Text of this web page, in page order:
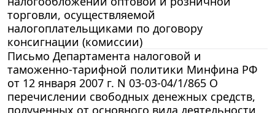
торговли, осуществляемой
налогоплательщиками по договору
консигнации (комиссии)
Письмо Департамента налоговой и
таможенно-тарифной политики Минфина РФ
от 12 января 2007 г. N 03-03-04/1/865 О
перечислении свободных денежных средств,
полученных от основного вида деятельности